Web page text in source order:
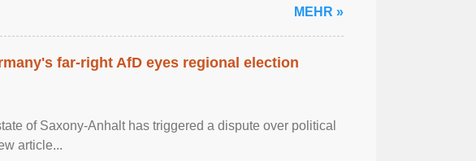
MEHR »
far-right AfD eyes regional election
of Saxony-Anhalt has triggered a dispute over political
article...